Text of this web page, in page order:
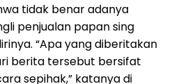
tidak benar adanya
penjualan papan sing
“Apa yang diberitakan
berita tersebut bersifat
sepihak,” katanya di